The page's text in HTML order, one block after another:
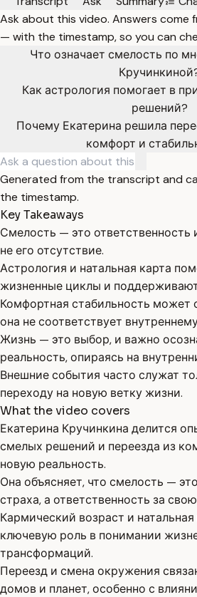
Ask about this video. Answers
— with the timestamp, so you can
Что означает смелость по
Как астрология помогает в
решений?
Почему Екатерина решила
комфорт и
Generated from the transcript and
the timestamp.
Key Takeaways
Смелость — это ответственность
не его отсутствие.
Астрология и натальная карта
жизненные циклы и
Комфортная стабильность может
она не соответствует
Жизнь — это выбор, и важно
реальность, опираясь на
Внешние события часто служат
переходу на новую ветку жизни.
What the video covers
Екатерина Кручинкина делится
смелых решений и переезда из
новую реальность.
Она объясняет, что смелость —
страха, а ответственность за
Кармический возраст и
ключевую роль в понимании
трансформаций.
Переезд и смена окружения
домов и планет, особенно с